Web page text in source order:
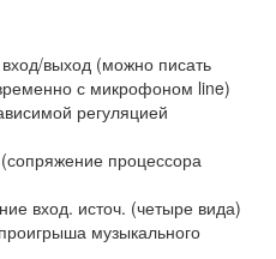
выход (можно писать
с микрофоном line)
регуляцией
процессора
вход. источ. (четыре вида)
музыкального